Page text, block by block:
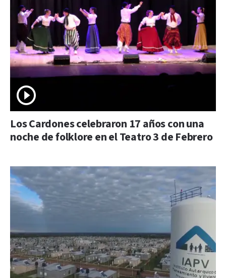
Los Cardones celebraron 17 años con una
noche de folklore en el Teatro 3 de Febrero